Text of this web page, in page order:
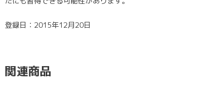
登録日：2015年12月20日
関連商品